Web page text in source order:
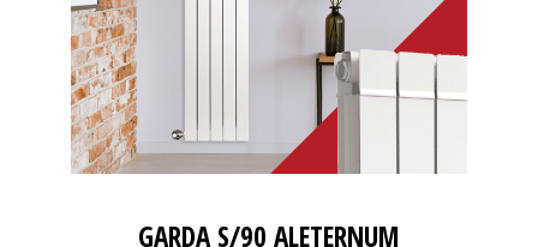
GARDA S/90 ALETERNUM